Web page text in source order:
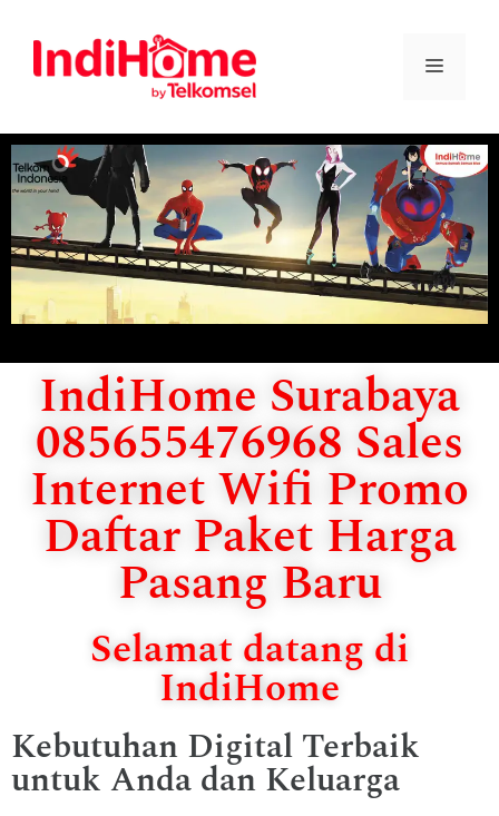
IndiHome Surabaya
085655476968 Sales
Internet Wifi Promo
Daftar Paket Harga
Pasang Baru
Selamat datang di
IndiHome
Kebutuhan Digital Terbaik
untuk Anda dan Keluarga